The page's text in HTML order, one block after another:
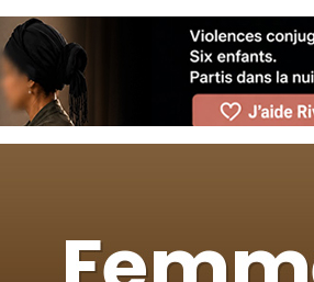
de nous rejoindre sur WhatsApp
de nous rejoindre sur WhatsApp
dans Torah-Box Music
viennent de faire un don pour Tsédaka : pauvres
pour étudier en groupe sur Zoom